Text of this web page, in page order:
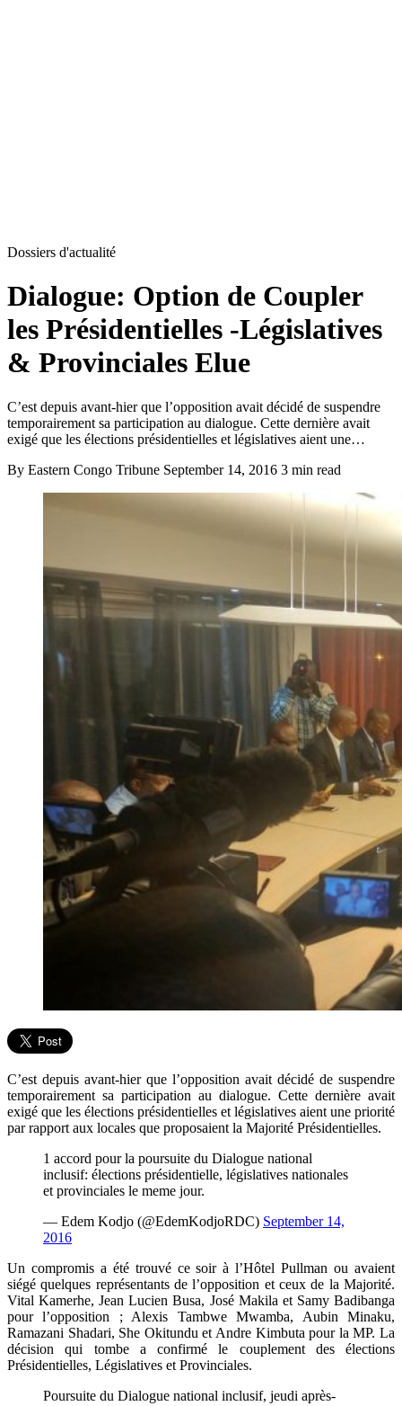
Dossiers d'actualité
Dialogue: Option de Coupler
les Présidentielles -Législatives
& Provinciales Elue
C’est depuis avant-hier que l’opposition avait décidé de suspendre
temporairement sa participation au dialogue. Cette dernière avait
exigé que les élections présidentielles et législatives aient une…
By Eastern Congo Tribune September 14, 2016 3 min read
C’est depuis avant-hier que l’opposition avait décidé de suspendre
temporairement sa participation au dialogue. Cette dernière avait
exigé que les élections présidentielles et législatives aient une priorité
par rapport aux locales que proposaient la Majorité Présidentielles.
1 accord pour la poursuite du Dialogue national
inclusif: élections présidentielle, législatives nationales
et provinciales le meme jour.
— Edem Kodjo (@EdemKodjoRDC) September 14,
2016
Un compromis a été trouvé ce soir à l’Hôtel Pullman ou avaient
siégé quelques représentants de l’opposition et ceux de la Majorité.
Vital Kamerhe, Jean Lucien Busa, José Makila et Samy Badibanga
pour l’opposition ; Alexis Tambwe Mwamba, Aubin Minaku,
Ramazani Shadari, She Okitundu et Andre Kimbuta pour la MP. La
décision qui tombe a confirmé le couplement des élections
Présidentielles, Législatives et Provinciales.
Poursuite du Dialogue national inclusif, jeudi après-